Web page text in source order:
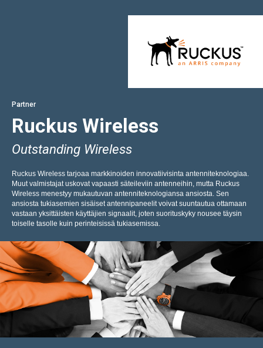
Partner
Ruckus Wireless
Outstanding Wireless
Ruckus Wireless tarjoaa markkinoiden innovatiivisinta antenniteknologiaa.
Muut valmistajat uskovat vapaasti säteileviin antenneihin, mutta Ruckus
Wireless menestyy mukautuvan antenniteknologiansa ansiosta. Sen
ansiosta tukiasemien sisäiset antennipaneelit voivat suuntautua ottamaan
vastaan yksittäisten käyttäjien signaalit, joten suorituskyky nousee täysin
toiselle tasolle kuin perinteisissä tukiasemissa.